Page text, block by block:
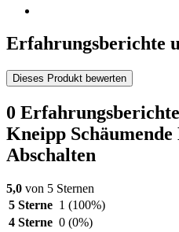
Erfahrungsberichte
Dieses Produkt bewerten
0
Kneipp
Abschalten
5,0 von 5 Sternen
5 Sterne 1 (100%)
4 Sterne 0 (0%)